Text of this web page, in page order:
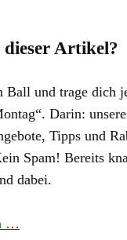
Artikel?
Ball und trage dich
Darin:
Tipps und
Spam! Bereits
dabei.
…